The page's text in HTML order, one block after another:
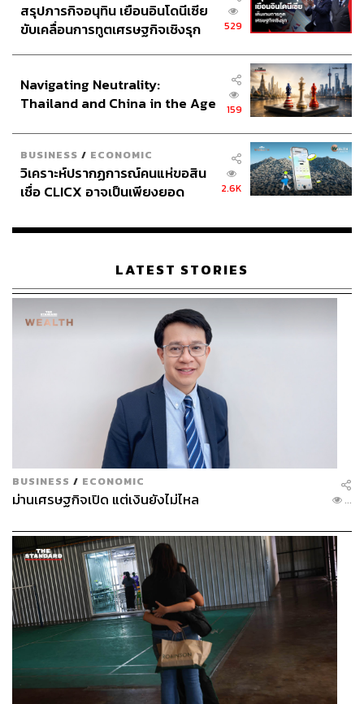
สรุปภารกิจอนุทิน เยือนอินโดนีเซีย
ขับเคลื่อนการทูตเศรษฐกิจเชิงรุก
529
Navigating Neutrality:
Thailand and China in the Age
159
BUSINESS / ECONOMIC
วิเคราะห์ปรากฏการณ์คนแห่ขอสิน
เชื่อ CLICX อาจเป็นเพียงยอด
เรือนไทยที่ถูกซุกไว้
2.6K
LATEST STORIES
BUSINESS / ECONOMIC
ม่านเศรษฐกิจเปิด แต่เงินยังไม่ไหล ...